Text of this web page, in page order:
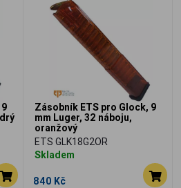
Zásobník ETS pro Glock, 9
mm Luger, 32 náboju,
oranžový
ETS GLK18G2OR
Skladem
840 Kč